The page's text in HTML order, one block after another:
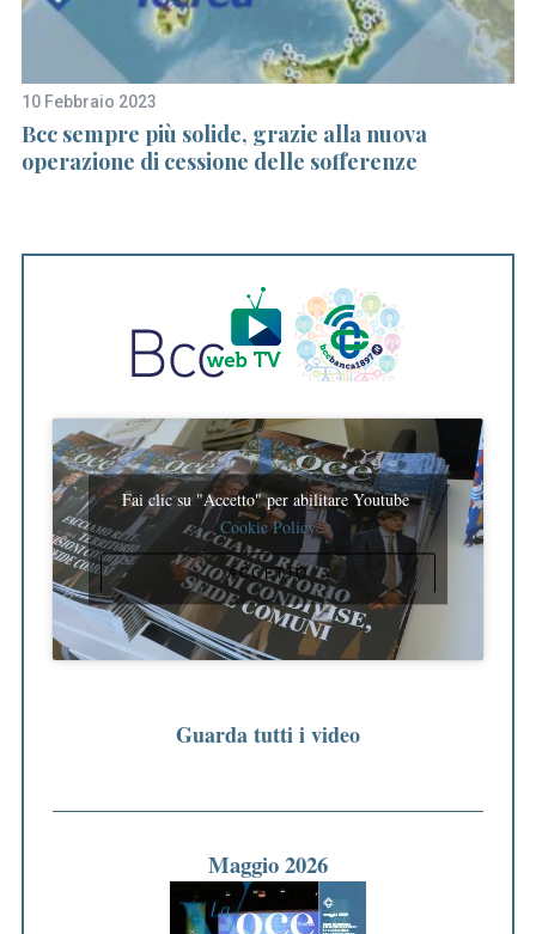
10 Febbraio 2023
Bcc sempre più solide, grazie alla nuova
operazione di cessione delle sofferenze
Fai clic su "Accetto" per abilitare Youtube
Cookie Policy
ACCETTO
Guarda tutti i video
Maggio 2026